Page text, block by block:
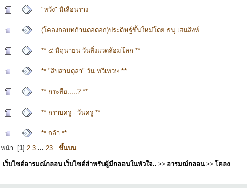
"หวัง" มิเลือนราง
(โคลงกลบทก้านต่อดอก)ประดิษฐ์ขึ้นใหม่โดย ธนุ เสนสิงห์
** ๕ มิถุนายน วันสิ่งแวดล้อมโลก **
** "สิบสามตุลา" วัน ทวีเทวษ **
** กระสือ.....? **
** กราบครู - วันครู **
** กล้า **
หน้า: [1] 2 3 ... 23 ขึ้นบน
เว็บไซต์อารมณ์กลอน เว็บไซต์สำหรับผู้มีกลอนในหัวใจ.. >> อารมณ์กลอน>>โคลง